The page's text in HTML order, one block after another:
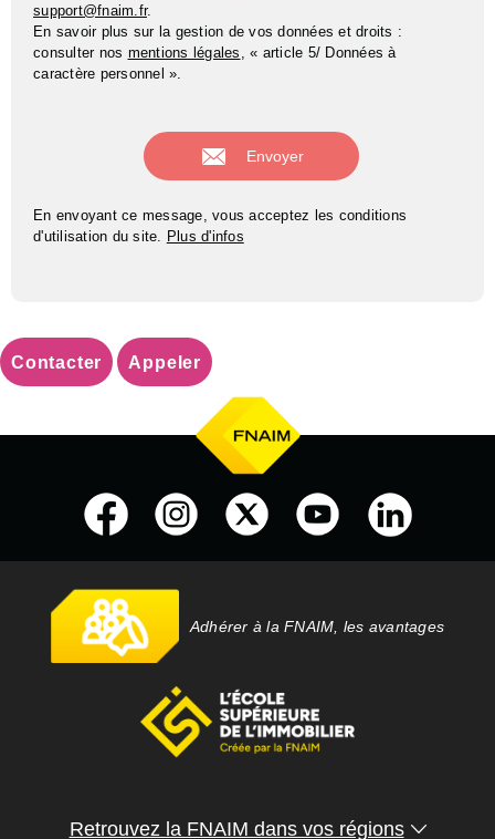
support@fnaim.fr.
En savoir plus sur la gestion de vos données et droits :
consulter nos mentions légales , « article 5/ Données à
caractère personnel ».
En envoyant ce message, vous acceptez les conditions
d'utilisation du site. Plus d'infos
Contacter Appeler
Adhérer à la FNAIM, les avantages
Retrouvez la FNAIM dans vos régions